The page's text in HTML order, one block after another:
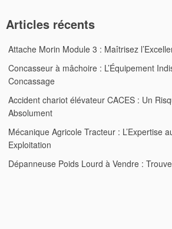
Articles récents
Attache Morin Module 3 : Maîtrisez
Concasseur à mâchoire : L’Équipement
Concassage
Accident chariot élévateur CACES : Un
Absolument
Mécanique Agricole Tracteur : L’Expertise
Exploitation
Dépanneuse Poids Lourd à Vendre :